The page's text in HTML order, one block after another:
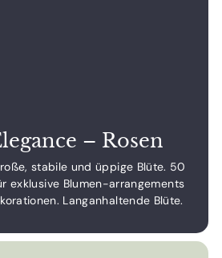
– Rosen
stabile und üppige Blüte. 50
exklusive Blumen-arrangements
Langanhaltende Blüte.